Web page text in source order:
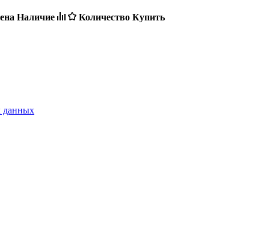
Наличие Количество Купить
данных